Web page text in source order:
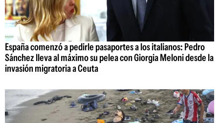
España comenzó a pedirle pasaportes a los italianos: Pedro
Sánchez lleva al máximo su pelea con Giorgia Meloni desde la
invasión migratoria a Ceuta